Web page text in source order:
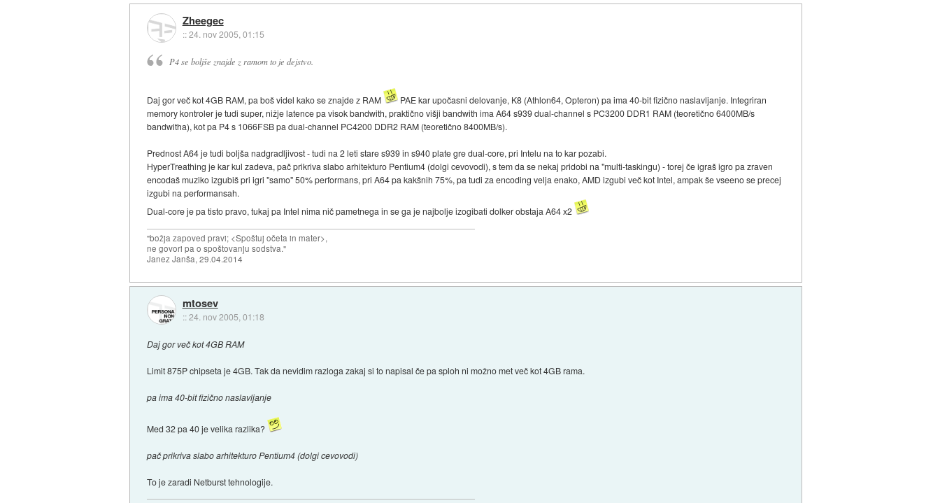
Zheegec
::24. nov 2005, 01:15
P4 se boljše znajde z ramom to je dejstvo.
Daj gor več kot 4GB RAM, pa boš videl kako se znajde z RAM
PAE kar upočasni delovanje, K8 (Athlon64, Opteron) pa ima 40-bit fizično naslavljanje. Integriran
memory kontroler je tudi super, nižje latence pa visok bandwith, praktično višji bandwith ima A64 s939 dual-channel s PC3200 DDR1 RAM (teoretično 6400MB/s
bandwitha), kot pa P4 s 1066FSB pa dual-channel PC4200 DDR2 RAM (teoretično 8400MB/s).
Prednost A64 je tudi boljša nadgradljivost - tudi na 2 leti stare s939 in s940 plate gre dual-core, pri Intelu na to kar pozabi.
HyperTreathing je kar kul zadeva, pač prikriva slabo arhitekturo Pentium4 (dolgi cevovodi), s tem da se nekaj pridobi na "multi-taskingu) - torej če igraš igro pa zraven
encodaš muziko izgubiš pri igri "samo" 50% performans, pri A64 pa kakšnih 75%, pa tudi za encoding velja enako, AMD izgubi več kot Intel, ampak še vseeno se precej
izgubi na performansah.
Dual-core je pa tisto pravo, tukaj pa Intel nima nič pametnega in se ga je najbolje izogibati dolker obstaja A64 x2
"božja zapoved pravi; <Spoštuj očeta in mater>,
ne govori pa o spoštovanju sodstva."
Janez Janša, 29.04.2014
mtosev
::24. nov 2005, 01:18
Daj gor več kot 4GB RAM
Limit 875P chipseta je 4GB. Tak da nevidim razloga zakaj si to napisal če pa sploh ni možno met več kot 4GB rama.
pa ima 40-bit fizično naslavljanje
Med 32 pa 40 je velika razlika?
pač prikriva slabo arhitekturo Pentium4 (dolgi cevovodi)
To je zaradi Netburst tehnologije.